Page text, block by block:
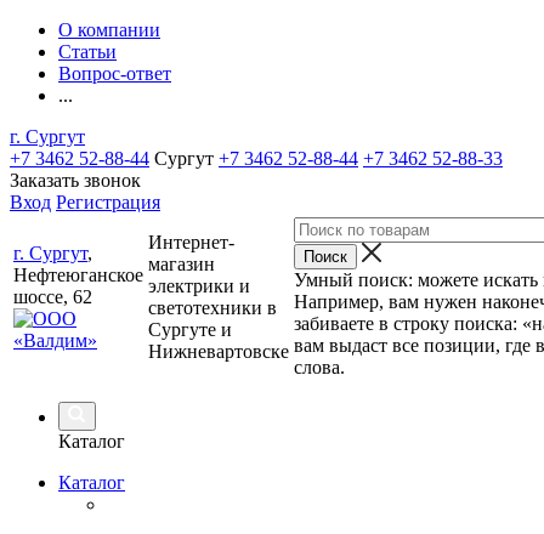
О компании
Статьи
Вопрос-ответ
...
г. Сургут
+7 3462 52-88-44 Сургут +7 3462 52-88-44 +7 3462 52-88-33
Заказать звонок
Вход Регистрация
г. Сургут,
Нефтеюганское
шоссе, 62
Интернет-
магазин
электрики и
светотехники в
Сургуте и
Нижневартовске
Умный поиск: можете искать
Например, вам нужен
забиваете в строку поиска:
вам выдаст все позиции, где
слова.
Каталог
Каталог